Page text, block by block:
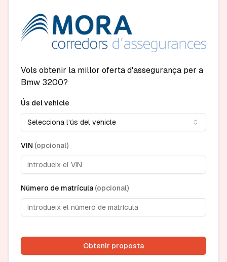
Vols obtenir la millor oferta d'assegurança per a
Bmw 3200?
Ús del vehicle
Selecciona l'ús del vehicle
VIN (opcional)
Número de matrícula (opcional)
Obtenir proposta